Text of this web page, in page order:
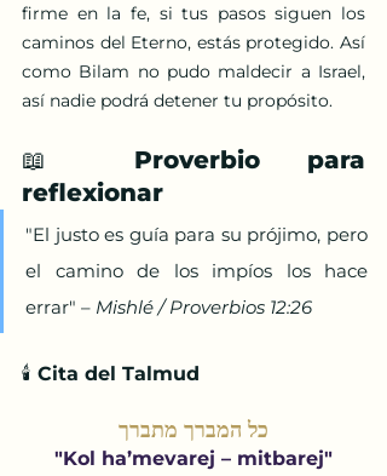
firme en la fe, si tus pasos siguen los
caminos del Eterno, estás protegido. Así
como Bilam no pudo maldecir a Israel,
así nadie podrá detener tu propósito.
📖 Proverbio para
reflexionar
"El justo es guía para su prójimo, pero
el camino de los impíos los hace
errar" – Mishlé / Proverbios 12:26
🕯️ Cita del Talmud
כל המברך מתברך
"Kol ha’mevarej – mitbarej"